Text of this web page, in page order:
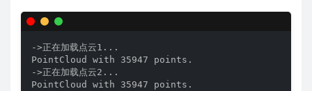
->正在加载点云1...
PointCloud with 35947 points.
->正在加载点云2...
PointCloud with 35947 points.